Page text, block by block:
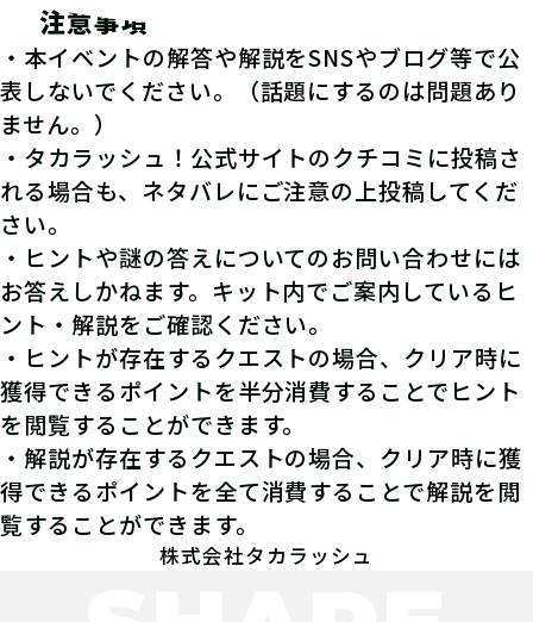
注意事項
・本イベントの解答や解説をSNSやブログ等で公
表しないでください。（話題にするのは問題あり
ません。）
・タカラッシュ！公式サイトのクチコミに投稿さ
れる場合も、ネタバレにご注意の上投稿してくだ
さい。
・ヒントや謎の答えについてのお問い合わせには
お答えしかねます。キット内でご案内しているヒ
ント・解説をご確認ください。
・ヒントが存在するクエストの場合、クリア時に
獲得できるポイントを半分消費することでヒント
を閲覧することができます。
・解説が存在するクエストの場合、クリア時に獲
得できるポイントを全て消費することで解説を閲
覧することができます。
株式会社タカラッシュ